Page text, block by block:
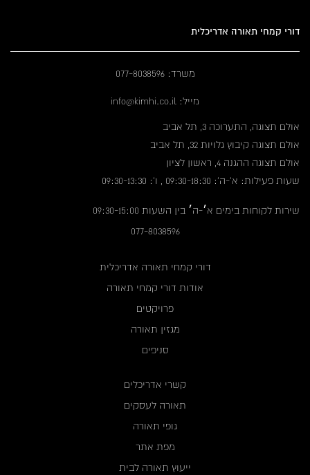
דורי קמחי תאורה אדריכלית
משרד: 077-8038596
מייל: info@kimhi.co.il
אולם תצוגה, התערוכה 3, תל אביב
אולם תצוגה קיבוץ גלויות 32, תל אביב
אולם תצוגה ההגנה 4, ראשון לציון
שעות פעילות: א'-ה': 09:30-18:30 , ו': 09:30-13:30
שירות לקוחות בימים א׳-ה׳ בין השעות 09:30-15:00
077-8038596
דורי קמחי תאורה אדריכלית
אודות דורי קמחי תאורה
פרויקטים
מגזין תאורה
סניפים
קשרי אדריכלים
תאורה לעסקים
גופי תאורה
מפת אתר
ייעוץ תאורה לבית